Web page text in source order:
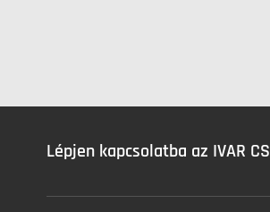
Lépjen kapcsolatba az IVAR